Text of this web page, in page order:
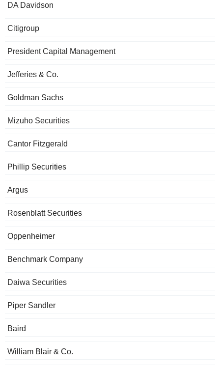
DA Davidson
Citigroup
President Capital Management
Jefferies & Co.
Goldman Sachs
Mizuho Securities
Cantor Fitzgerald
Phillip Securities
Argus
Rosenblatt Securities
Oppenheimer
Benchmark Company
Daiwa Securities
Piper Sandler
Baird
William Blair & Co.